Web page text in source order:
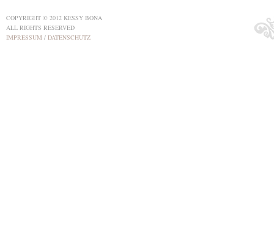
COPYRIGHT © 2012 KESSY BONA
ALL RIGHTS RESERVED
IMPRESSUM / DATENSCHUTZ